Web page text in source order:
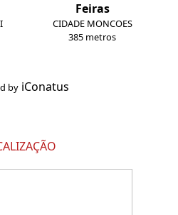
Feiras
CIDADE MONCOES
385 metros
by iConatus